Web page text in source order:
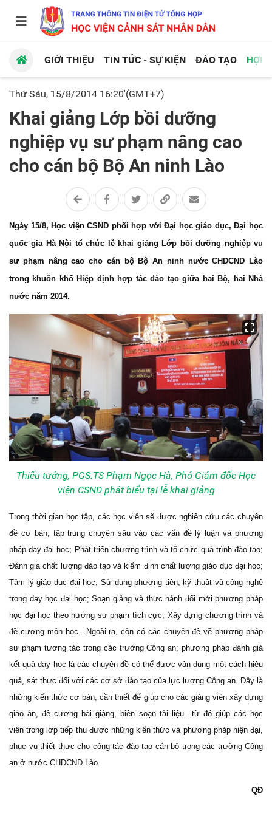
GIỚI THIỆU TIN TỨC - SỰ KIỆN ĐÀO TẠO HỢP
Thứ Sáu, 15/8/2014 16:20'(GMT+7)
Khai giảng Lớp bồi dưỡng
nghiệp vụ sư phạm nâng cao
cho cán bộ Bộ An ninh Lào
Ngày 15/8, Học viện CSND phối hợp với Đại học giáo dục, Đại học
quốc gia Hà Nội tổ chức lễ khai giảng Lớp bồi dưỡng nghiệp vụ
sư phạm nâng cao cho cán bộ Bộ An ninh nước CHDCND Lào
trong khuôn khổ Hiệp định hợp tác đào tạo giữa hai Bộ, hai Nhà
nước năm 2014.
Thiếu tướng, PGS.TS Phạm Ngọc Hà, Phó Giám đốc Học
viện CSND phát biểu tại lễ khai giảng
Trong thời gian học tập, các học viên sẽ được nghiên cứu các chuyên
đề cơ bản, tập trung chuyên sâu vào các vấn đề lý luận và phương
pháp dạy đại học; Phát triển chương trình và tổ chức quá trình đào tạo;
Đánh giá chất lượng đào tạo và kiểm định chất lượng giáo dục đại học;
Tâm lý giáo dục đại học; Sử dụng phương tiện, kỹ thuật và công nghệ
trong dạy học đại học; Soạn giảng và thực hành đổi mới phương pháp
học đại học theo hướng sư phạm tích cực; Xây dựng chương trình và
đề cương môn học…Ngoài ra, còn có các chuyên đề về phương pháp
sư phạm tương tác trong các trường Công an; phương pháp đánh giá
kết quả dạy học là các chuyên đề có thể được vận dụng một cách hiệu
quả, sát thực đối với các cơ sở đào tạo của lực lượng Công an. Đây là
những kiến thức cơ bản, cần thiết để giúp cho các giảng viên xây dựng
giáo án, đề cương bài giảng, biên soạn tài liệu…từ đó giúp các học
viên trong lớp tiếp thu được những kiến thức và phương pháp hiện đại,
phục vụ thiết thực cho công tác đào tạo cán bộ trong các trường Công
an ở nước CHDCND Lào.
QĐ